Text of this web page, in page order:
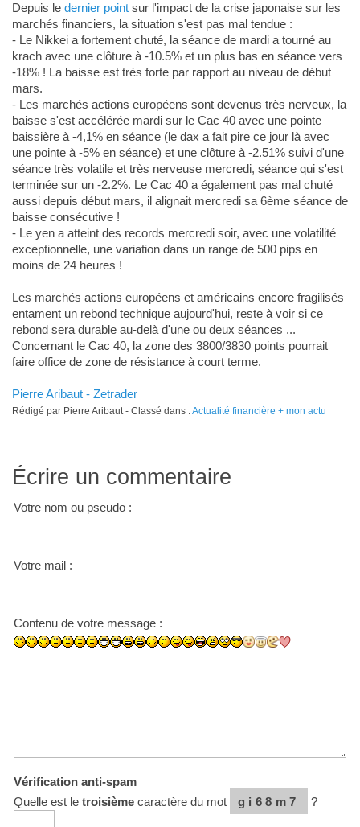
Depuis le dernier pointsur l'impact de la crise japonaise sur les
marchés financiers, la situation s'est pas mal tendue :
- Le Nikkei a fortement chuté, la séance de mardi a tourné au
krach avec une clôture à -10.5% et un plus bas en séance vers
-18% ! La baisse est très forte par rapport au niveau de début
mars.
- Les marchés actions européens sont devenus très nerveux, la
baisse s'est accélérée mardi sur le Cac 40 avec une pointe
baissière à -4,1% en séance (le dax a fait pire ce jour là avec
une pointe à -5% en séance) et une clôture à -2.51% suivi d'une
séance très volatile et très nerveuse mercredi, séance qui s'est
terminée sur un -2.2%. Le Cac 40 a également pas mal chuté
aussi depuis début mars, il alignait mercredi sa 6ème séance de
baisse consécutive !
- Le yen a atteint des records mercredi soir, avec une volatilité
exceptionnelle, une variation dans un range de 500 pips en
moins de 24 heures !
Les marchés actions européens et américains encore fragilisés
entament un rebond technique aujourd'hui, reste à voir si ce
rebond sera durable au-delà d'une ou deux séances ...
Concernant le Cac 40, la zone des 3800/3830 points pourrait
faire office de zone de résistance à court terme.
Pierre Aribaut - Zetrader
Rédigé par Pierre Aribaut - Classé dans :Actualité financière + mon actu
Écrire un commentaire
Votre nom ou pseudo :
Votre mail :
Contenu de votre message :
Vérification anti-spam
Quelle est le troisièmecaractère du mot gi68m7 ?